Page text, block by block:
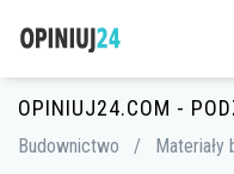
OPINIUJ24.COM -
Budownictwo / Materiały